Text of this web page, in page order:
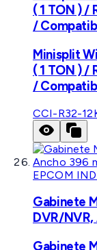
( 1 TON ) /
/
Minisplit
( 1 TON ) /
/
CCI-R32-
EPCOM
Gabinete
DVR/
Gabinete